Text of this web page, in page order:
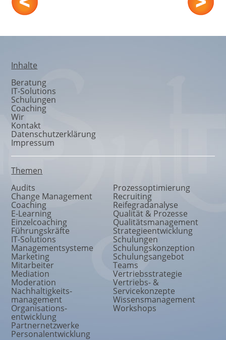
Inhalte
Beratung
IT-Solutions
Schulungen
Coaching
Wir
Kontakt
Datenschutzerklärung
Impressum
Themen
Audits
Change Management
Coaching
E-Learning
Einzelcoaching
Führungskräfte
IT-Solutions
Managementsysteme
Marketing
Mitarbeiter
Mediation
Moderation
Nachhaltigkeits-
management
Organisations-
entwicklung
Partnernetzwerke
Personalentwicklung
Prozessoptimierung
Recruiting
Reifegradanalyse
Qualität & Prozesse
Qualitätsmanagement
Strategieentwicklung
Schulungen
Schulungskonzeption
Schulungsangebot
Teams
Vertriebsstrategie
Vertriebs- &
Servicekonzepte
Wissensmanagement
Workshops